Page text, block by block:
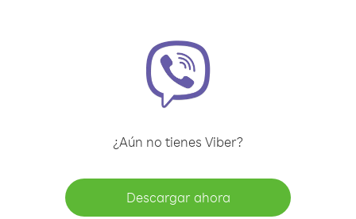
¿Aún no tienes Viber?
Descargar ahora